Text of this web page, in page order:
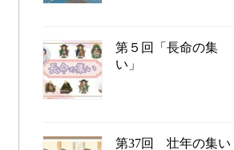
第５回「長命の集
い」
第37回 壮年の集い